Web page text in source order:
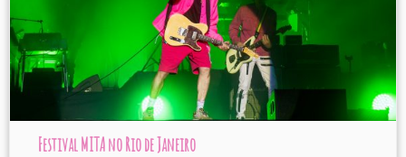
Festival MITA no Rio de Janeiro